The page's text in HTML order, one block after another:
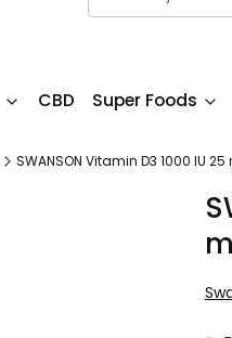
CBD Super Foods
SWANSON Vitamin D3 1000 IU